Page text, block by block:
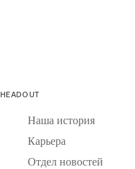
HEADOUT
Наша история
Карьера
Отдел новостей